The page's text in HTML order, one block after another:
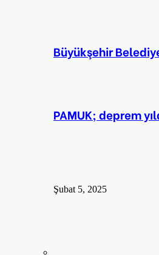
Büyükşehir
PAMUK; deprem
Şubat 5, 2025